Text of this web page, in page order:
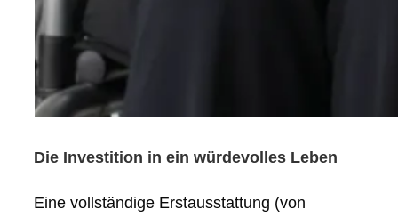
Die Investition in ein würdevolles Leben
Eine vollständige Erstausstattung (von